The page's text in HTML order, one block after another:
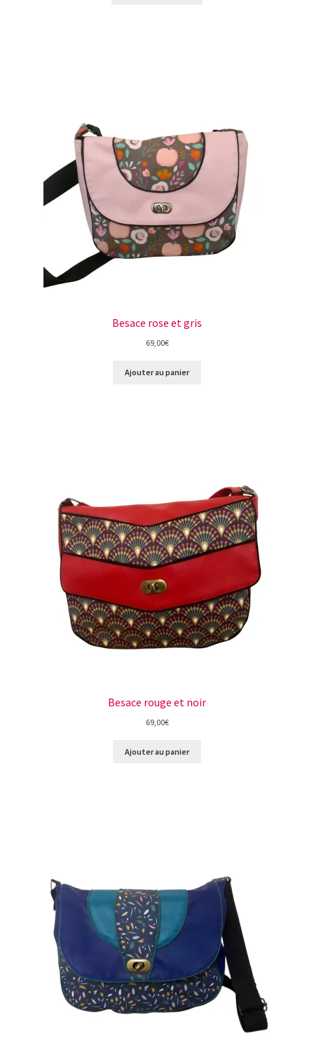
Besace rose et gris
69,00€
Ajouter au panier
Besace rouge et noir
69,00€
Ajouter au panier